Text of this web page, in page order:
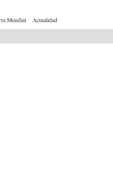
Mundial Actualidad